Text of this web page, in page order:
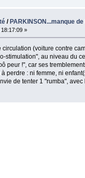
/PARKINSON...manque de
»
(voiture contre
stimulation", au niveau du
peur !", car ses
perdre : ni femme, ni
de tenter 1 "rumba",